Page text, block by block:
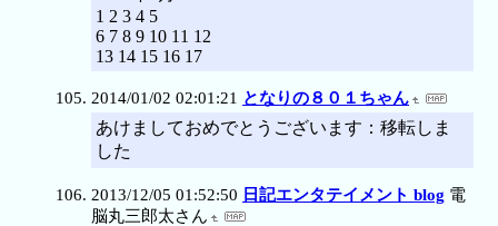
1 2 3 4 5
6 7 8 9 10 11 12
13 14 15 16 17
2014/01/02 02:01:21 となりの８０１ちゃん
あけましておめでとうございます：移転しま
した
2013/12/05 01:52:50 日記エンタテイメント blog 電
脳丸三郎太さん